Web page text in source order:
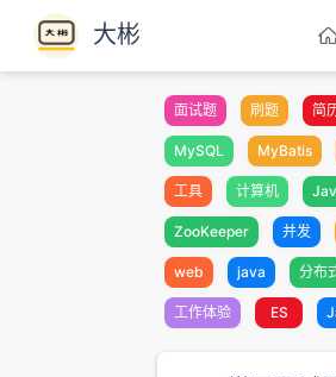
Skip to content
大彬
面试题 刷题 简
MySQL MyBatis
工具 计算机
ZooKeeper 并发
web java 分布
工作体验 ES